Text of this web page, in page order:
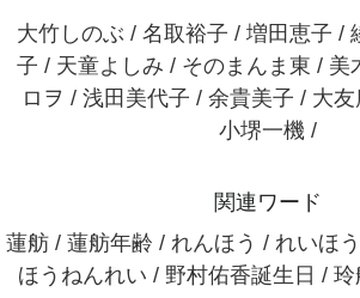
大竹しのぶ / 名取裕子 / 増田恵子 /
子 / 天童よしみ / そのまんま東 / 美
ロヲ / 浅田美代子 / 余貴美子 / 大
小堺一機 /
関連ワード
蓮舫 / 蓮舫年齢 / れんほう / れいほ
ほうねんれい / 野村佑香誕生日 /